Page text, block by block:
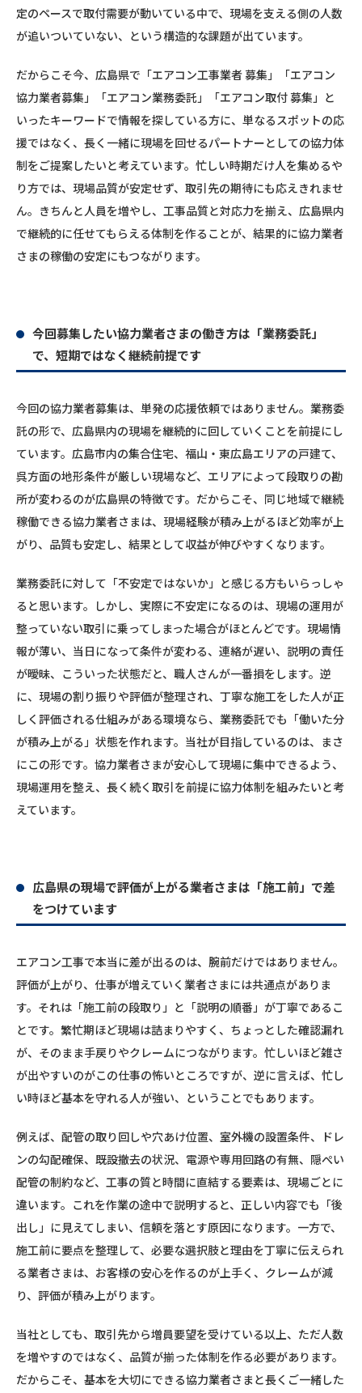
定のペースで取付需要が動いている中で、現場を支える側の人数
が追いついていない、という構造的な課題が出ています。
だからこそ今、広島県で「エアコン工事業者 募集」「エアコン
協力業者募集」「エアコン業務委託」「エアコン取付 募集」と
いったキーワードで情報を探している方に、単なるスポットの応
援ではなく、長く一緒に現場を回せるパートナーとしての協力体
制をご提案したいと考えています。忙しい時期だけ人を集めるや
り方では、現場品質が安定せず、取引先の期待にも応えきれませ
ん。きちんと人員を増やし、工事品質と対応力を揃え、広島県内
で継続的に任せてもらえる体制を作ることが、結果的に協力業者
さまの稼働の安定にもつながります。
今回募集したい協力業者さまの働き方は「業務委託」
で、短期ではなく継続前提です
今回の協力業者募集は、単発の応援依頼ではありません。業務委
託の形で、広島県内の現場を継続的に回していくことを前提にし
ています。広島市内の集合住宅、福山・東広島エリアの戸建て、
呉方面の地形条件が厳しい現場など、エリアによって段取りの勘
所が変わるのが広島県の特徴です。だからこそ、同じ地域で継続
稼働できる協力業者さまは、現場経験が積み上がるほど効率が上
がり、品質も安定し、結果として収益が伸びやすくなります。
業務委託に対して「不安定ではないか」と感じる方もいらっしゃ
ると思います。しかし、実際に不安定になるのは、現場の運用が
整っていない取引に乗ってしまった場合がほとんどです。現場情
報が薄い、当日になって条件が変わる、連絡が遅い、説明の責任
が曖昧、こういった状態だと、職人さんが一番損をします。逆
に、現場の割り振りや評価が整理され、丁寧な施工をした人が正
しく評価される仕組みがある環境なら、業務委託でも「働いた分
が積み上がる」状態を作れます。当社が目指しているのは、まさ
にこの形です。協力業者さまが安心して現場に集中できるよう、
現場運用を整え、長く続く取引を前提に協力体制を組みたいと考
えています。
広島県の現場で評価が上がる業者さまは「施工前」で差
をつけています
エアコン工事で本当に差が出るのは、腕前だけではありません。
評価が上がり、仕事が増えていく業者さまには共通点がありま
す。それは「施工前の段取り」と「説明の順番」が丁寧であるこ
とです。繁忙期ほど現場は詰まりやすく、ちょっとした確認漏れ
が、そのまま手戻りやクレームにつながります。忙しいほど雑さ
が出やすいのがこの仕事の怖いところですが、逆に言えば、忙し
い時ほど基本を守れる人が強い、ということでもあります。
例えば、配管の取り回しや穴あけ位置、室外機の設置条件、ドレ
ンの勾配確保、既設撤去の状況、電源や専用回路の有無、隠ぺい
配管の制約など、工事の質と時間に直結する要素は、現場ごとに
違います。これを作業の途中で説明すると、正しい内容でも「後
出し」に見えてしまい、信頼を落とす原因になります。一方で、
施工前に要点を整理して、必要な選択肢と理由を丁寧に伝えられ
る業者さまは、お客様の安心を作るのが上手く、クレームが減
り、評価が積み上がります。
当社としても、取引先から増員要望を受けている以上、ただ人数
を増やすのではなく、品質が揃った体制を作る必要があります。
だからこそ、基本を大切にできる協力業者さまと長くご一緒した